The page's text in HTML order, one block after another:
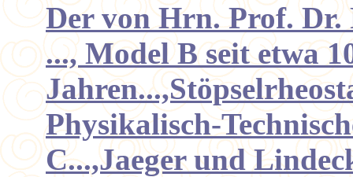
Der von Hrn. Prof. Dr.
..., Model B seit etwa
Physikalisch-
C...,Jaeger und